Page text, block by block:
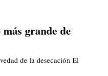
más grande de
de la desecación El